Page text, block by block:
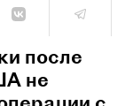
после
не